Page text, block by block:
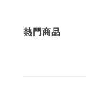
熱門商品